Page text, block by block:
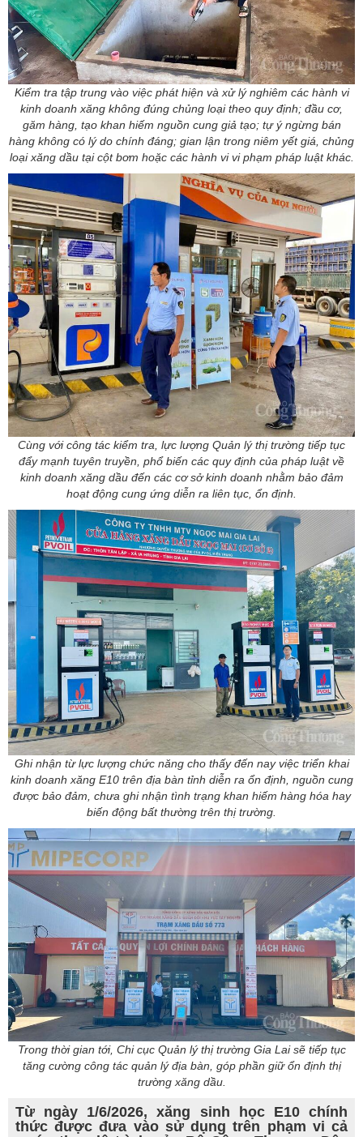
Kiểm tra tập trung vào việc phát hiện và xử lý nghiêm các hành vi
kinh doanh xăng không đúng chủng loại theo quy định; đầu cơ,
găm hàng, tạo khan hiếm nguồn cung giả tạo; tự ý ngừng bán
hàng không có lý do chính đáng; gian lận trong niêm yết giá, chủng
loại xăng dầu tại cột bơm hoặc các hành vi vi phạm pháp luật khác.
Cùng với công tác kiểm tra, lực lượng Quản lý thị trường tiếp tục
đẩy mạnh tuyên truyền, phổ biến các quy định của pháp luật về
kinh doanh xăng dầu đến các cơ sở kinh doanh nhằm bảo đảm
hoạt động cung ứng diễn ra liên tục, ổn định.
Ghi nhận từ lực lượng chức năng cho thấy đến nay việc triển khai
kinh doanh xăng E10 trên địa bàn tỉnh diễn ra ổn định, nguồn cung
được bảo đảm, chưa ghi nhận tình trạng khan hiếm hàng hóa hay
biến động bất thường trên thị trường.
Trong thời gian tới, Chi cục Quản lý thị trường Gia Lai sẽ tiếp tục
tăng cường công tác quản lý địa bàn, góp phần giữ ổn định thị
trường xăng dầu.
Từ ngày 1/6/2026, xăng sinh học E10 chính
thức được đưa vào sử dụng trên phạm vi cả